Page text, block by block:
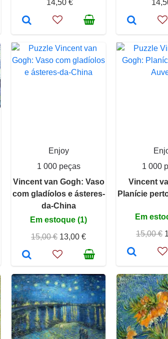
14,50 €
Enjoy
1 000 peças
Vincent van Gogh: Vaso
com gladíolos e ásteres-
da-China
Em estoque (1)
15,00 € 13,00 €
1 000
Vincent
Planície
Em
15,00 €